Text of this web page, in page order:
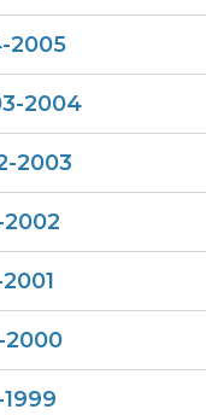
2005
2004
2003
2000